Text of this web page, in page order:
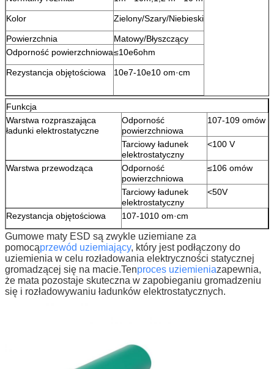
Kolor Zielony/Szary/Niebieski
Powierzchnia
Matowy/Błyszczący
Odporność powierzchniowa≤10e6ohm
Rezystancja objętościowa 10e7-10e10 om·cm
Funkcja
Warstwa rozpraszająca
ładunki elektrostatyczne
Odporność
powierzchniowa
107-109 omów
Tarciowy ładunek
elektrostatyczny
<100 V
Warstwa przewodząca
Odporność
powierzchniowa
≤106 omów
Tarciowy ładunek
elektrostatyczny
<50V
Rezystancja objętościowa 107-1010 om·cm
Gumowe maty ESD są zwykle uziemiane za
pomocąprzewód uziemiający, który jest podłączony do
uziemienia w celu rozładowania elektryczności statycznej
gromadzącej się na macie.Tenproces uziemieniazapewnia,
że ​​mata pozostaje skuteczna w zapobieganiu gromadzeniu
się i rozładowywaniu ładunków elektrostatycznych.